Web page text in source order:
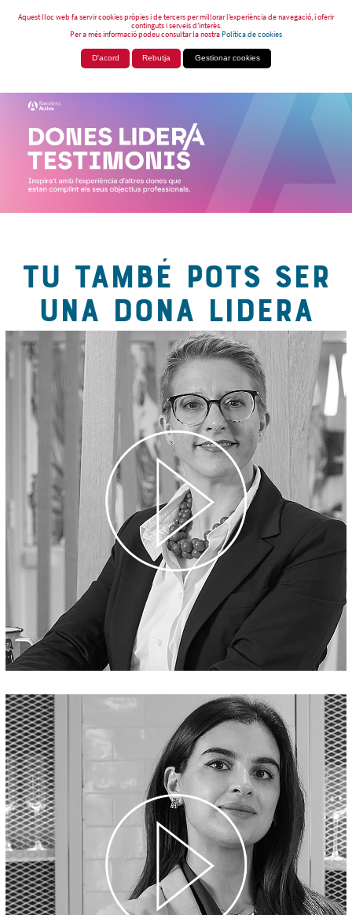
Aquest lloc web fa servir cookies pròpies i de tercers per millorar l’experiència de navegació, i oferir
continguts i serveis d’interès.
Per a més informació podeu consultar la nostraPolítica de cookies
D'acord Rebutja Gestionar cookies
TU TAMBÉ POTS SER
UNA DONA LIDERA